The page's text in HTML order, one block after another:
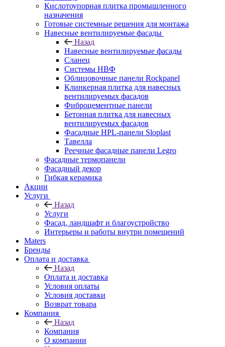
Кислотоупорная плитка промышленного
назначения
Готовые системные решения для монтажа
Навесные вентилируемые фасады
Назад
Навесные вентилируемые фасады
Сланец
Системы НВФ
Облицовочные панели Rockpanel
Клинкерная плитка для навесных
вентилируемых фасадов
Фиброцементные панели
Бетонная плитка для навесных
вентилируемых фасадов
Фасадные HPL-панели Sloplast
Тавелла
Реечные фасадные панели Legro
Фасадные термопанели
Фасадный декор
Гибкая керамика
Акции
Услуги
Назад
Услуги
Фасад, ландшафт и благоустройство
Интерьеры и работы внутри помещений
Maters
Бренды
Оплата и доставка
Назад
Оплата и доставка
Условия оплаты
Условия доставки
Возврат товара
Компания
Назад
Компания
О компании